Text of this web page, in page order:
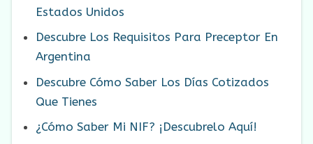
Estados Unidos
Descubre Los Requisitos Para Preceptor En
Argentina
Descubre Cómo Saber Los Días Cotizados
Que Tienes
¿Cómo Saber Mi NIF? ¡Descubrelo Aquí!